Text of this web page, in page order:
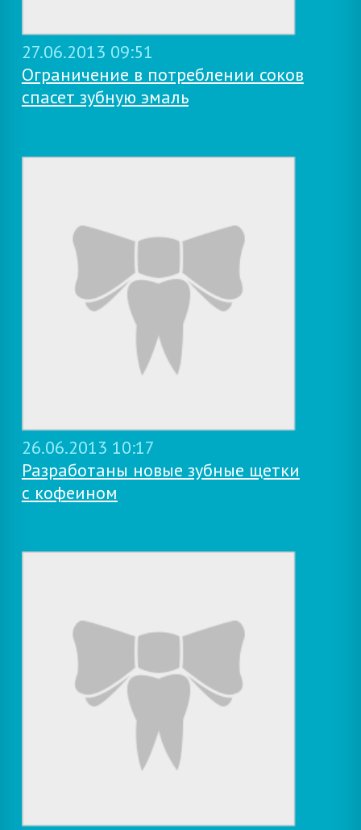
27.06.2013 09:51
Ограничение в потреблении соков
спасет зубную эмаль
26.06.2013 10:17
Разработаны новые зубные щетки
с кофеином